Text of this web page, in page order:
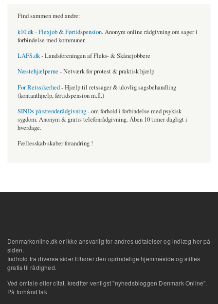
Find sammen med andre:
k10.dk - Flexjob & Førtidspension. Anonym online rådgivning om sager i
forbindelse med kommuner.
LAFS.dk- Landsforeningen af Fleks- & Skånejobbere
Næstehjælperne - Netværk for protest & praktisk hjælp
For Retssikerhed- Hjælp til retssager & ulovlig sagsbehandling
(kontanthjælp, førtidspension m.fl.)
SINDs pårørenderådgivning- om forhold i forbindelse med psykisk
sygdom. Anonym & gratis telefonrådgivning. Åben 10 timer dagligt i
hverdage.
Fællesskab skaber forandring !
Denmarkonline.dk er ikke ansvarlig for andres udtalelser og indlæg her på
siden.
Indhold fra diverse sider tilhører den oprindelige hjemmeside og stilles
gratis til rådighed.
Ved omtale eller citat, krediter venligst "nyhedsbloggen Denmark Online".
På forhånd tak.